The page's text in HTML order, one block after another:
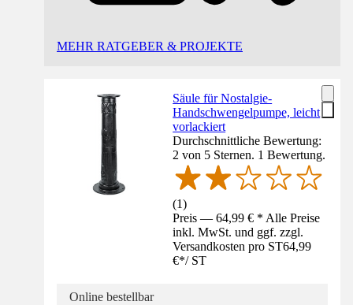
MEHR RATGEBER & PROJEKTE
Säule für Nostalgie-
Handschwengelpumpe, leicht
vorlackiert
Durchschnittliche Bewertung:
2 von 5 Sternen. 1 Bewertung.
(1)
Preis — 64,99 € * Alle Preise
inkl. MwSt. und ggf. zzgl.
Versandkosten pro ST64,99
€*/ ST
Online bestellbar